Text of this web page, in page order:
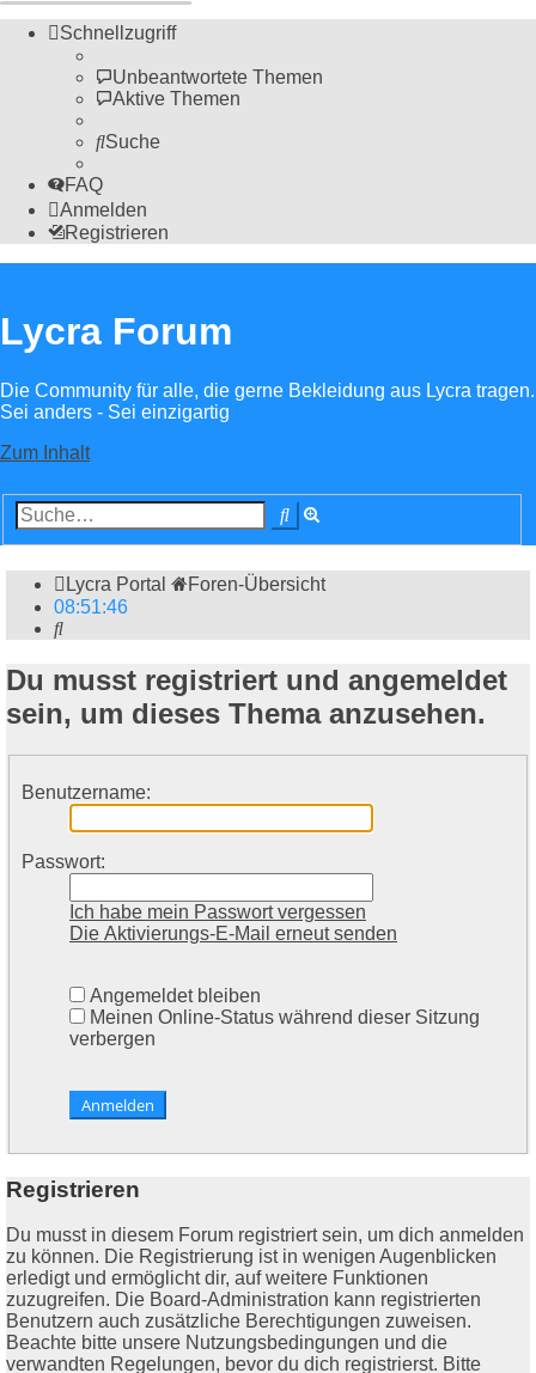
Schnellzugriff
Unbeantwortete Themen
Aktive Themen
Suche
FAQ
Anmelden
Registrieren
Lycra Forum
Die Community für alle, die gerne Bekleidung aus Lycra tragen.
Sei anders - Sei einzigartig
Zum Inhalt
Suche
Lycra Portal
Foren-Übersicht
08:51:46
Suche
Du musst registriert und angemeldet
sein, um dieses Thema anzusehen.
Benutzername:
Passwort:
Ich habe mein Passwort vergessen
Die Aktivierungs-E-Mail erneut senden
Angemeldet bleiben
Meinen Online-Status während dieser Sitzung
verbergen
Registrieren
Du musst in diesem Forum registriert sein, um dich anmelden
zu können. Die Registrierung ist in wenigen Augenblicken
erledigt und ermöglicht dir, auf weitere Funktionen
zuzugreifen. Die Board-Administration kann registrierten
Benutzern auch zusätzliche Berechtigungen zuweisen.
Beachte bitte unsere Nutzungsbedingungen und die
verwandten Regelungen, bevor du dich registrierst. Bitte